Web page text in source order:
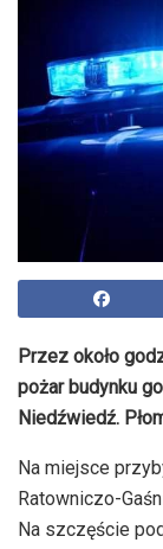
Przez około
pożar budynku
Niedźwiedź.
Na miejsce
Ratowniczo-
Na szczęście